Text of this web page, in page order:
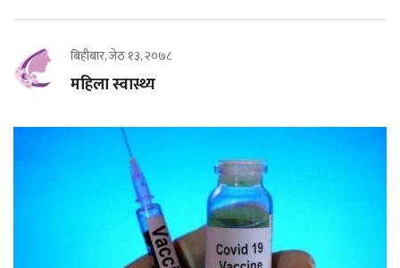
बिहीबार, जेठ १३, २०७८
महिला स्वास्थ्य